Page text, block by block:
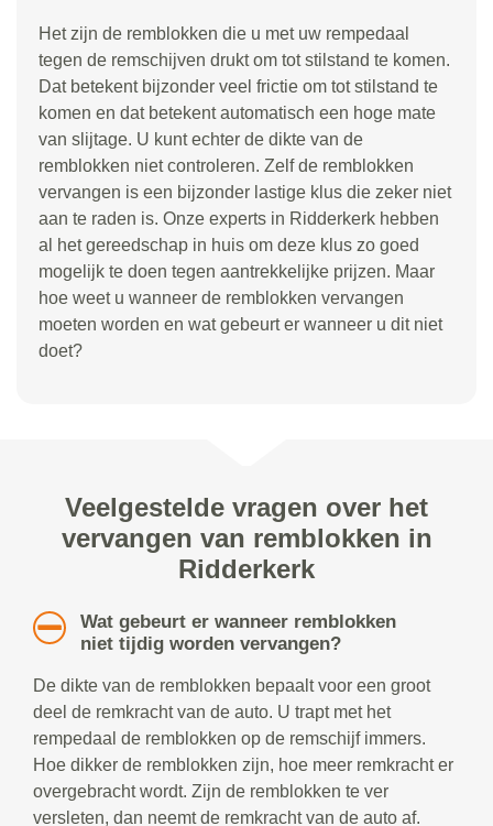
Het zijn de remblokken die u met uw rempedaal
tegen de remschijven drukt om tot stilstand te komen.
Dat betekent bijzonder veel frictie om tot stilstand te
komen en dat betekent automatisch een hoge mate
van slijtage. U kunt echter de dikte van de
remblokken niet controleren. Zelf de remblokken
vervangen is een bijzonder lastige klus die zeker niet
aan te raden is. Onze experts in Ridderkerk hebben
al het gereedschap in huis om deze klus zo goed
mogelijk te doen tegen aantrekkelijke prijzen. Maar
hoe weet u wanneer de remblokken vervangen
moeten worden en wat gebeurt er wanneer u dit niet
doet?
Veelgestelde vragen over het
vervangen van remblokken in
Ridderkerk
Wat gebeurt er wanneer remblokken
niet tijdig worden vervangen?
De dikte van de remblokken bepaalt voor een groot
deel de remkracht van de auto. U trapt met het
rempedaal de remblokken op de remschijf immers.
Hoe dikker de remblokken zijn, hoe meer remkracht er
overgebracht wordt. Zijn de remblokken te ver
versleten, dan neemt de remkracht van de auto af.